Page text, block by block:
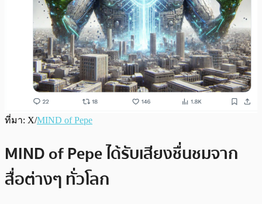
ที่มา: X/MIND of Pepe
MIND of Pepe ได้รับเสียงชื่นชมจาก
สื่อต่างๆ ทั่วโลก